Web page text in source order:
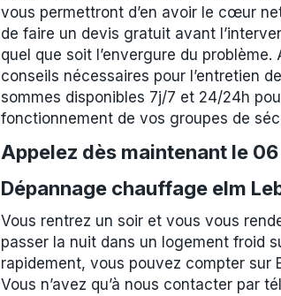
vous permettront d’en avoir le cœur
de faire un devis gratuit avant
quel que soit l’envergure du
conseils nécessaires pour l’entretien
sommes disponibles 7j/7 et 24/24h
fonctionnement de vos groupes de
Appelez dès maintenant le
Dépannage chauffage elm
Vous rentrez un soir et vous vous
passer la nuit dans un logement froid
rapidement, vous pouvez compter sur
Vous n’avez qu’à nous contacter par